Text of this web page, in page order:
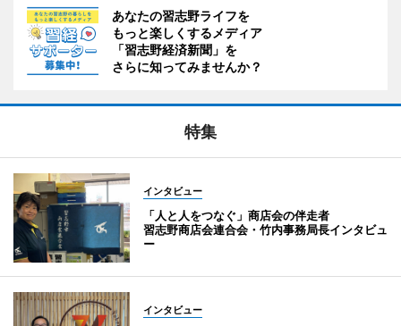
あなたの習志野ライフを
もっと楽しくするメディア
「習志野経済新聞」を
さらに知ってみませんか？
特集
インタビュー
「人と人をつなぐ」商店会の伴走者
習志野商店会連合会・竹内事務局長インタビュ
ー
インタビュー